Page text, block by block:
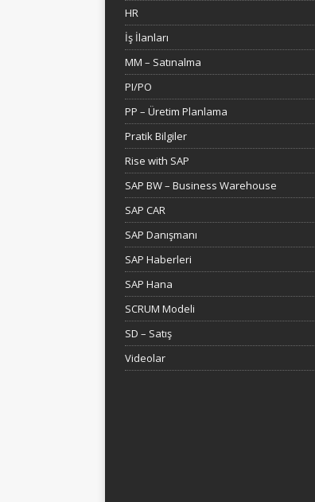
HR
İş İlanları
MM – Satınalma
PI/PO
PP – Üretim Planlama
Pratik Bilgiler
Rise with SAP
SAP BW – Business Warehouse
SAP CAR
SAP Danışmanı
SAP Haberleri
SAP Hana
SCRUM Modeli
SD – Satış
Videolar